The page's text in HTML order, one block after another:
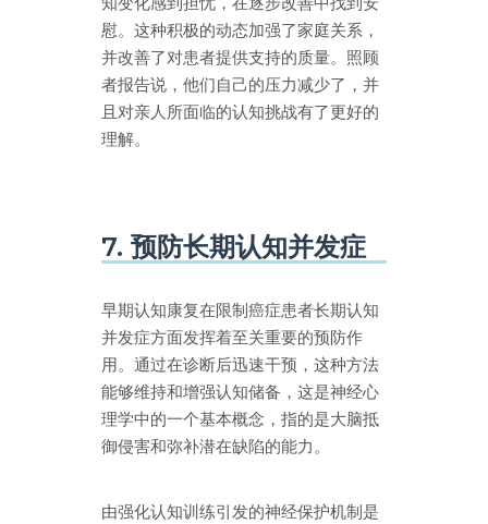
慰。这种积极的动态加强了家庭关系，
并改善了对患者提供支持的质量。照顾
者报告说，他们自己的压力减少了，并
且对亲人所面临的认知挑战有了更好的
理解。
7. 预防长期认知并发症
早期认知康复在限制癌症患者长期认知
并发症方面发挥着至关重要的预防作
用。通过在诊断后迅速干预，这种方法
能够维持和增强认知储备，这是神经心
理学中的一个基本概念，指的是大脑抵
御侵害和弥补潜在缺陷的能力。
由强化认知训练引发的神经保护机制是